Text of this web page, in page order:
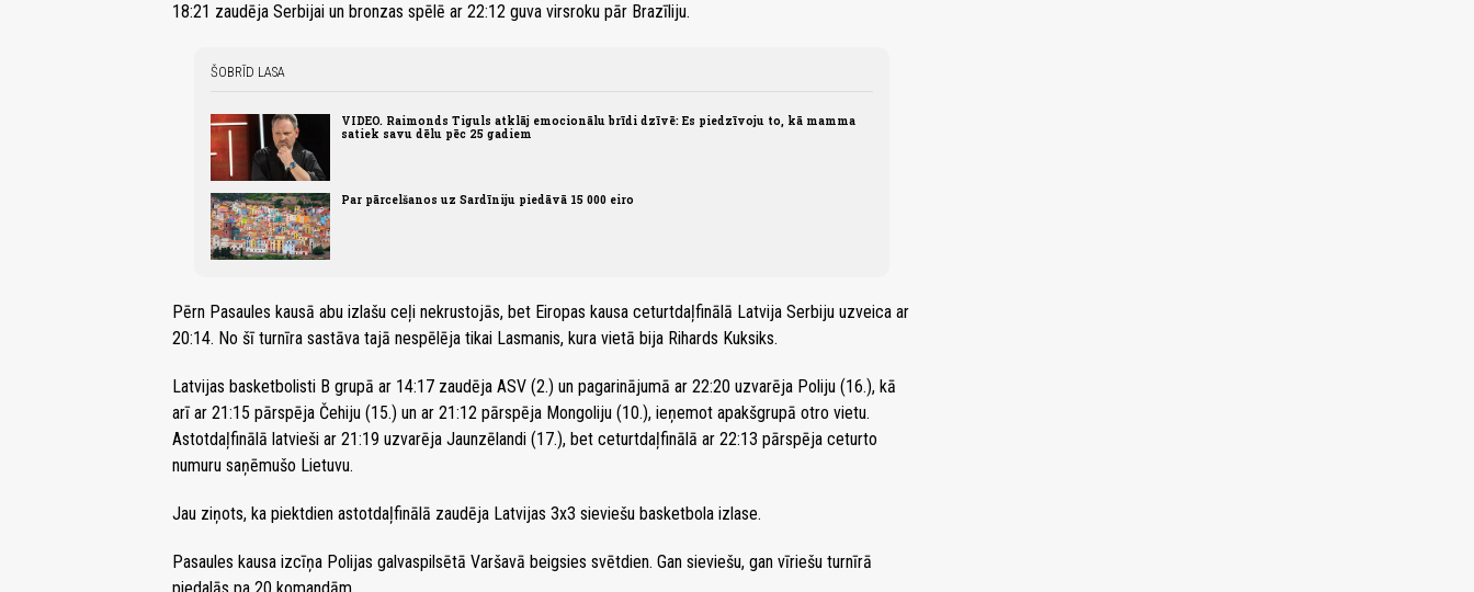
18:21 zaudēja Serbijai un bronzas spēlē ar 22:12 guva virsroku pār Brazīliju.
ŠOBRĪD LASA
VIDEO. Raimonds Tiguls atklāj emocionālu brīdi dzīvē: Es piedzīvoju to, kā mamma
satiek savu dēlu pēc 25 gadiem
Par pārcelšanos uz Sardīniju piedāvā 15 000 eiro
Pērn Pasaules kausā abu izlašu ceļi nekrustojās, bet Eiropas kausa ceturtdaļfinālā Latvija Serbiju uzveica ar
20:14. No šī turnīra sastāva tajā nespēlēja tikai Lasmanis, kura vietā bija Rihards Kuksiks.
Latvijas basketbolisti B grupā ar 14:17 zaudēja ASV (2.) un pagarinājumā ar 22:20 uzvarēja Poliju (16.), kā
arī ar 21:15 pārspēja Čehiju (15.) un ar 21:12 pārspēja Mongoliju (10.), ieņemot apakšgrupā otro vietu.
Astotdaļfinālā latvieši ar 21:19 uzvarēja Jaunzēlandi (17.), bet ceturtdaļfinālā ar 22:13 pārspēja ceturto
numuru saņēmušo Lietuvu.
Jau ziņots, ka piektdien astotdaļfinālā zaudēja Latvijas 3x3 sieviešu basketbola izlase.
Pasaules kausa izcīņa Polijas galvaspilsētā Varšavā beigsies svētdien. Gan sieviešu, gan vīriešu turnīrā